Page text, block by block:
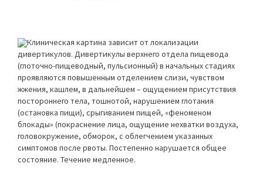
Клиническая картина зависит от локализации
дивертикулов. Дивертикулы верхнего отдела пищевода
(глоточно-пищеводный, пульсионный) в начальных стадиях
проявляются повышенным отделением слизи, чувством
жжения, кашлем, в дальнейшем – ощущением присутствия
постороннего тела, тошнотой, нарушением глотания
(остановка пищи), срыгиванием пищей, «феноменом
блокады» (покраснение лица, ощущение нехватки воздуха,
головокружение, обморок, с облегчением указанных
симптомов после рвоты. Постепенно нарушается общее
состояние. Течение медленное.